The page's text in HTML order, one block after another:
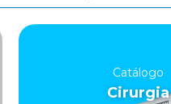
Catálogo
Cirurgia